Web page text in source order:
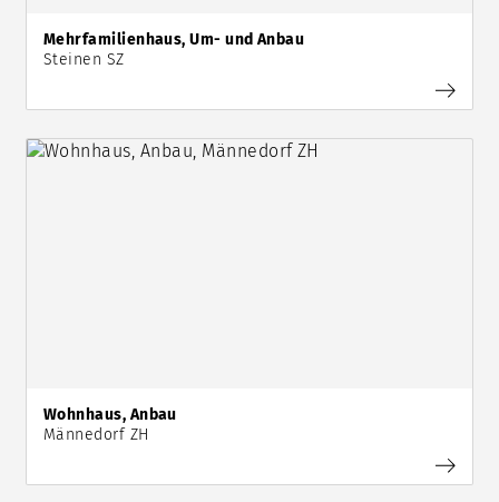
Mehrfamilienhaus, Um- und Anbau
Steinen SZ
Wohnhaus, Anbau
Männedorf ZH